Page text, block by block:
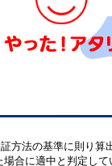
方法の基準に則り算
場合に適中と判定して